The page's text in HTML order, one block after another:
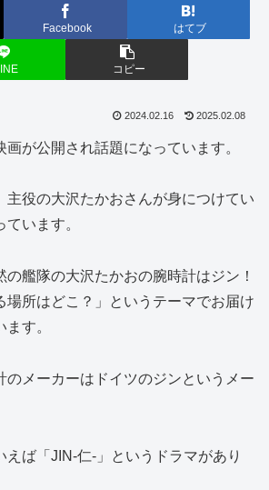
Facebook はてブ
コピー
2024.02.16 2025.02.08
画が公開され話題になっています。
主役の大沢たかおさんが身につけてい
います。
の艦隊の大沢たかおの腕時計はジン！
場所はどこ？」というテーマでお届け
す。
のメーカーはドイツのジンというメー
えば「JIN-仁-」というドラマがあり